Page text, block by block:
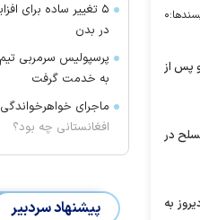
۰
پس از
در
به
۵ تغییر ساده برای
در بدن
پرسپولیس سرمربی
به خدمت گرفت
ماجرای
افغانستانی چه بود؟
پیشنهاد سردبیر